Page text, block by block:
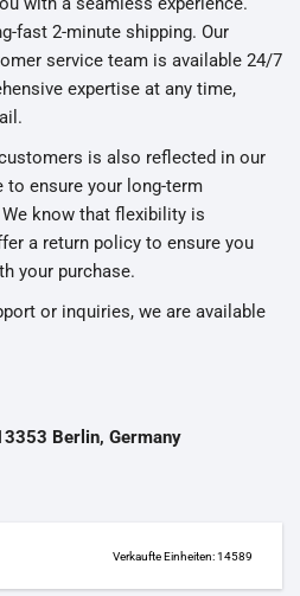
fast 2-minute shipping. Our
service team is available 24/7
expertise at any time,
is also reflected in our
to ensure your long-term
know that flexibility is
a return policy to ensure you
your purchase.
or inquiries, we are available
Berlin, Germany
Verkaufte Einheiten: 14589